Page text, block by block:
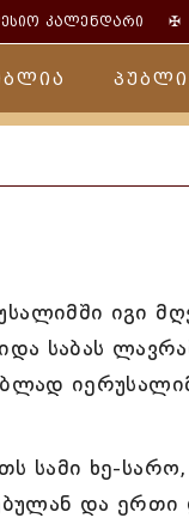
კალენდარი
იგი
საბას
სამი ხე-
და ერთი